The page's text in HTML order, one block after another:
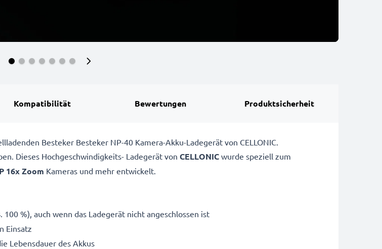
Kompatibilität Bewertungen Produktsicherheit
Besteker Besteker NP-40 Kamera-Akku-Ladegerät von CELLONIC.
Dieses Hochgeschwindigkeits- Ladegerät von CELLONIC wurde speziell zum
16x Zoom Kameras und mehr entwickelt.
%), auch wenn das Ladegerät nicht angeschlossen ist
Einsatz
Lebensdauer des Akkus